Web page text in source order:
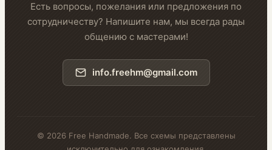
Есть вопросы, пожелания или предложения по
сотрудничеству? Напишите нам, мы всегда рады
общению с мастерами!
info.freehm@gmail.com
© 2026 Free Handmade. Все схемы представлены